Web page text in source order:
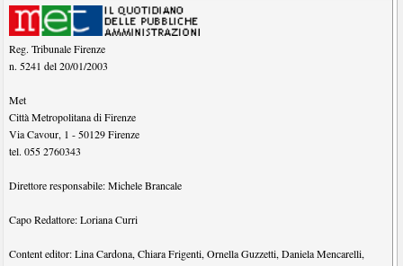
Reg. Tribunale Firenze
n. 5241 del 20/01/2003
Met
Città Metropolitana di Firenze
Via Cavour, 1 - 50129 Firenze
tel.055 2760343
Direttore responsabile:Michele Brancale
Capo Redattore:Loriana Curri
Content editor:Lina Cardona,Chiara Frigenti,Ornella Guzzetti,Daniela Mencarelli,